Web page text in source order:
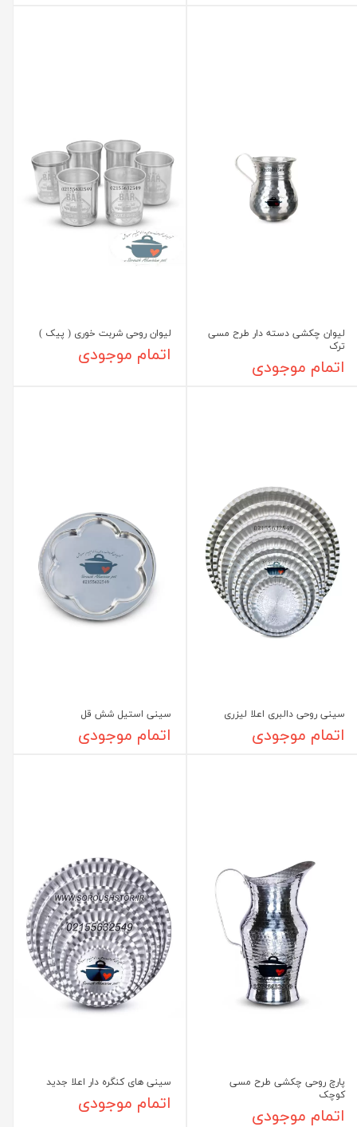
لیوان چکشی دسته دار طرح مسی
ترک
اتمام موجودی
لیوان روحی شربت خوری ( پیک )
اتمام موجودی
سینی روحی دالبری اعلا لیزری
اتمام موجودی
سینی استیل شش قل
اتمام موجودی
پارچ روحی چکشی طرح مسی
کوچک
اتمام موجودی
سینی های کنگره دار اعلا جدید
اتمام موجودی